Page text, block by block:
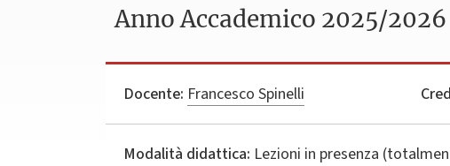
Anno Accademico 2025/2026
Docente: Francesco Spinelli
Modalità didattica: Lezioni in presenza